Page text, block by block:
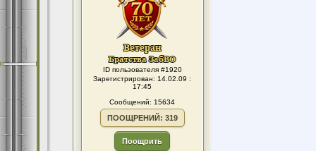
ID пользователя #1920
Зарегистрирован: 14.02.09 :
17:45
Сообщений: 15634
ПООЩРЕНИЙ: 319
Поощрить